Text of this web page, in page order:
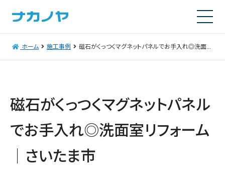
ホーム 施工事例 磁石がくっつくマグネットパネルでお手入れ◎洗面室リフォーム｜さいたま市
磁石がくっつくマグネットパネル
でお手入れ◎洗面室リフォーム
｜さいたま市